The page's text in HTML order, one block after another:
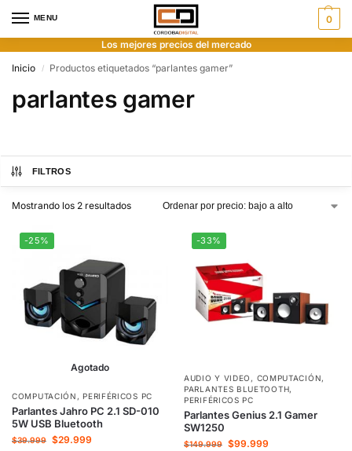
MENU 0
Los mejores precios del mercado
Inicio
/ Productos etiquetados “parlantes gamer”
parlantes gamer
FILTROS
Mostrando los 2 resultados
-25%
Agotado
COMPUTACIÓN ,PERIFÉRICOS PC
Parlantes Jahro PC 2.1 SD-010
5W USB Bluetooth
$39.999 $29.999
-33%
AUDIO Y VIDEO , COMPUTACIÓN,
PARLANTES BLUETOOTH,
PERIFÉRICOS PC
Parlantes Genius 2.1 Gamer
SW1250
$149.999 $99.999